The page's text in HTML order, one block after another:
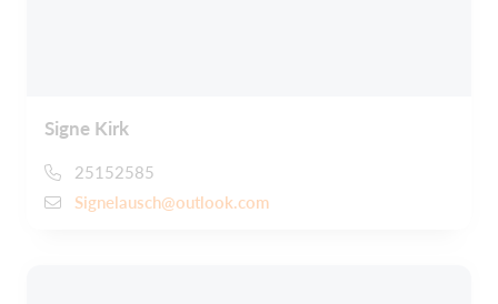
Signe Kirk
25152585
Signelausch@outlook.com